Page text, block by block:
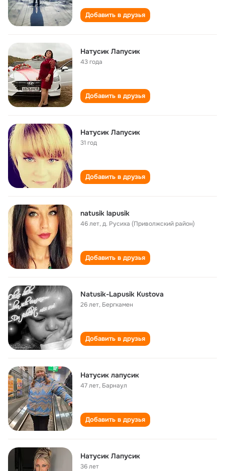
Добавить в друзья
Натусик Лапусик
43 года
Добавить в друзья
Натусик Лапусик
31 год
Добавить в друзья
natusik lapusik
46 лет,д. Русиха (Приволжский район)
Добавить в друзья
Natusik-Lapusik Kustova
26 лет, Бергкамен
Добавить в друзья
Натусик лапусик
47 лет, Барнаул
Добавить в друзья
Натусик Лапусик
36 лет